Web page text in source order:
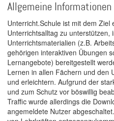
Allgemeine
Unterricht.Schule ist mit dem
Unterrichtsalltag zu unterstützen,
Unterrichtsmaterialien (z.B.
gehörigen interaktiven Übungen
Lernangebote) bereitgestellt
Lernen in allen Fächern und den
und erleichtern. Aufgrund der
und zum Schutz vor böswillig
Traffic wurde allerdings die
angemeldete Nutzer